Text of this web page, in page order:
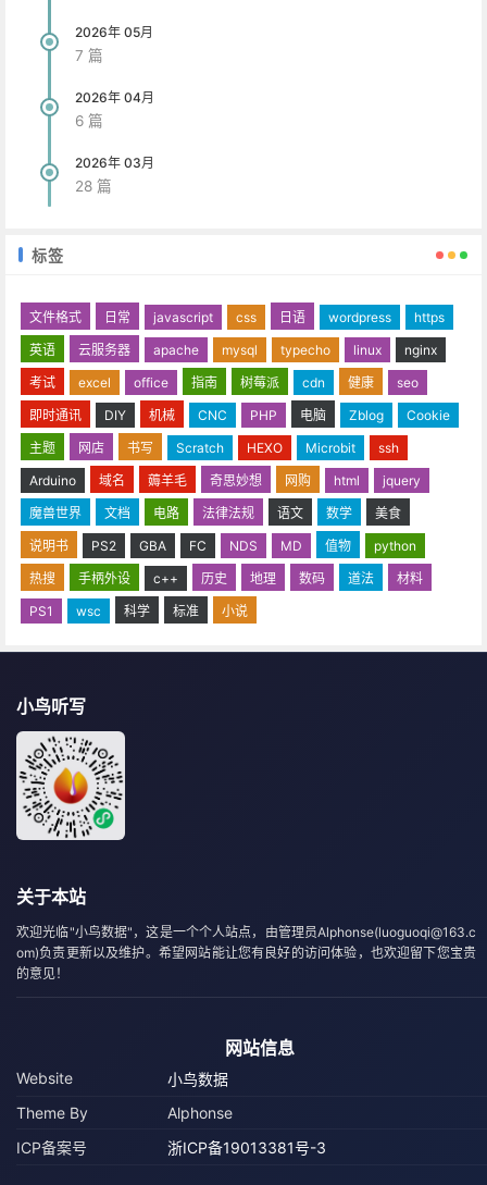
2026年 05月
7 篇
2026年 04月
6 篇
2026年 03月
28 篇
标签
文件格式 日常 javascript css 日语 wordpress
https
英语
云服务器 apache mysql typecho linux
nginx
考试
excel office 指南 树莓派 cdn 健康
seo
即时通讯
DIY 机械 CNC PHP 电脑 Zblog
Cookie
主题
网店 书写 Scratch HEXO Microbit
ssh
Arduino
域名 薅羊毛 奇思妙想 网购 html
jquery
魔兽世界
文档 电路 法律法规 语文 数学
美食
说明书
PS2 GBA FC NDS MD 值物
python
热搜
手柄外设 c++ 历史 地理 数码 道法
材料
PS1
wsc 科学 标准 小说
小鸟听写
关于本站
欢迎光临"小鸟数据"，这是一个个人站点，由管理员Alphonse(luoguoqi@163.c
om)负责更新以及维护。希望网站能让您有良好的访问体验，也欢迎留下您宝贵
的意见！
网站信息
Website
小鸟数据
Theme By
Alphonse
ICP备案号
浙ICP备19013381号-3